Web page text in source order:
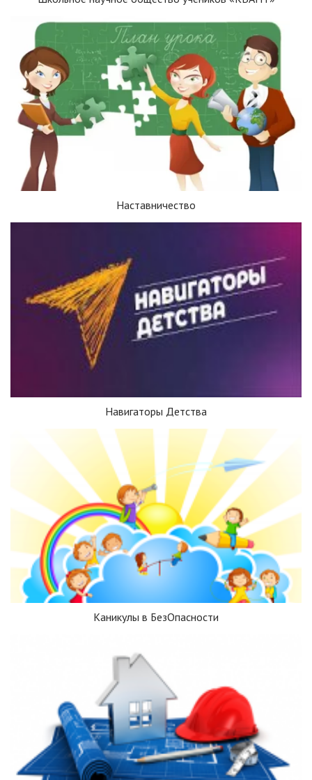
Наставничество
Навигаторы Детства
Каникулы в БезОпасности